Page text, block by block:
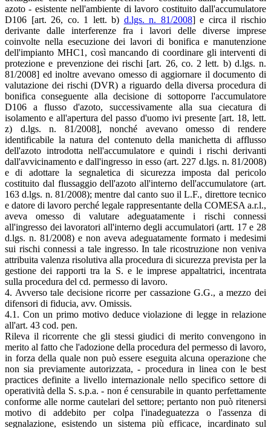
azoto - esistente nell'ambiente di lavoro costituito dall'accumulatore
D106 [art. 26, co. 1 lett. b) d.lgs. n. 81/2008] e circa il rischio
derivante dalle interferenze fra i lavori delle diverse imprese
coinvolte nella esecuzione dei lavori di bonifica e manutenzione
dell'impianto MHC1, così mancando di coordinare gli interventi di
protezione e prevenzione dei rischi [art. 26, co. 2 lett. b) d.lgs. n.
81/2008] ed inoltre avevano omesso di aggiornare il documento di
valutazione dei rischi (DVR) a riguardo della diversa procedura di
bonifica conseguente alla decisione di sottoporre l'accumulatore
D106 a flusso d'azoto, successivamente alla sua ciecatura di
isolamento e all'apertura del passo d'uomo ivi presente [art. 18, lett.
z) d.lgs. n. 81/2008], nonché avevano omesso di rendere
identificabile la natura del contenuto della manichetta di afflusso
dell'azoto introdotta nell'accumulatore e quindi i rischi derivanti
dall'avvicinamento e dall'ingresso in esso (art. 227 d.lgs. n. 81/2008)
e di adottare la segnaletica di sicurezza imposta dal pericolo
costituito dal flussaggio dell'azoto all'interno dell'accumulatore (art.
163 d.lgs. n. 81/2008); mentre dal canto suo il L.F., direttore tecnico
e datore di lavoro perché legale rappresentante della COMESA a.r.l.,
aveva omesso di valutare adeguatamente i rischi connessi
all'ingresso dei lavoratori all'interno degli accumulatori (artt. 17 e 28
d.lgs. n. 81/2008) e non aveva adeguatamente formato i medesimi
sui rischi connessi a tale ingresso. In tale ricostruzione non veniva
attribuita valenza risolutiva alla procedura di sicurezza prevista per la
gestione dei rapporti tra la S. e le imprese appaltatrici, incentrata
sulla procedura del cd. permesso di lavoro.
4. Avverso tale decisione ricorre per cassazione G.G., a mezzo dei
difensori di fiducia, avv. Omissis.
4.1. Con un primo motivo deduce violazione di legge in relazione
all'art. 43 cod. pen.
Rileva il ricorrente che gli stessi giudici di merito convengono in
merito al fatto che l'adozione della procedura del permesso di lavoro,
in forza della quale non può essere eseguita alcuna operazione che
non sia previamente autorizzata, - procedura in linea con le best
practices definite a livello internazionale nello specifico settore di
operatività della S. s.p.a. - non é censurabile in quanto perfettamente
conforme alle norme cautelari del settore; pertanto non può ritenersi
motivo di addebito per colpa l'inadeguatezza o l'assenza di
segnalazione, esistendo un sistema più efficace, incardinato sul